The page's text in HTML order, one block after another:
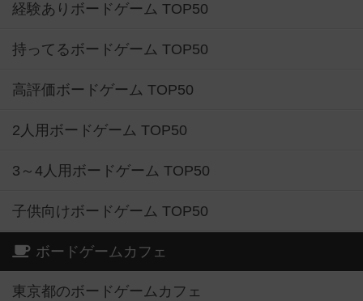
経験ありボードゲーム TOP50
持ってるボードゲーム TOP50
高評価ボードゲーム TOP50
2人用ボードゲーム TOP50
3～4人用ボードゲーム TOP50
子供向けボードゲーム TOP50
ボードゲームカフェ
東京都のボードゲームカフェ